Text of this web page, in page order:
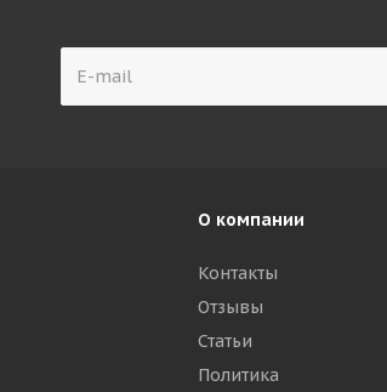
О компании
Контакты
Отзывы
Статьи
Политика